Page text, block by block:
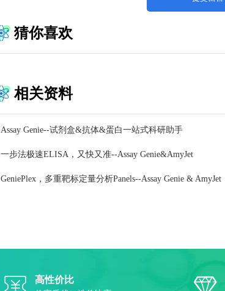
猜你喜欢
相关资料
Assay Genie--试剂盒&抗体&蛋白一站式科研助手
一步法极速ELISA，又快又准--Assay Genie&AmyJet
GeniePlex，多重靶标定量分析Panels--Assay Genie & AmyJet
高性价比